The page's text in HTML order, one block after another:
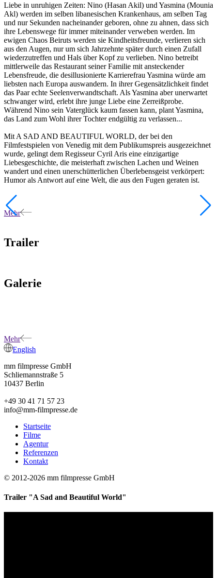
Liebe in unruhigen Zeiten: Nino (Hasan Akil) und Yasmina (Mounia
Akl) werden im selben libanesischen Krankenhaus, am selben Tag
und nur Sekunden nacheinander geboren, ohne zu ahnen, dass sich
ihre Lebenswege für immer miteinander verweben werden. Im
ewigen Chaos Beiruts werden sie Kindheitsfreunde, verlieren sich
aus den Augen, nur um sich Jahrzehnte später durch einen Zufall
wiederzutreffen und Hals über Kopf zu verlieben. Nino betreibt
mittlerweile das Restaurant seiner Familie mit ansteckender
Lebensfreude, die desillusionierte Karrierefrau Yasmina würde am
liebsten nach Europa auswandern. In ihrer Gegensätzlichkeit findet
das Paar echte Seelenverwandtschaft. Als Yasmina aber unerwartet
schwanger wird, erlebt ihre junge Liebe eine Zerreißprobe.
Während Nino sein Vaterglück kaum fassen kann, plant Yasmina,
das Land zum Wohl ihrer Tochter endgültig zu verlassen...
Mit A SAD AND BEAUTIFUL WORLD, der bei den
Filmfestspielen von Venedig mit dem Publikumspreis ausgezeichnet
wurde, gelingt dem Regisseur Cyril Aris eine einzigartige
Liebesgeschichte, die meisterhaft zwischen Lachen und Weinen
wandert und einen unerschütterlichen Überlebensgeist verkörpert:
Humor als Antwort auf eine Welt, die aus den Fugen geraten ist.
Mehr
Trailer
Galerie
Mehr
English
mm filmpresse GmbH
Schliemannstraße 5
10437 Berlin
+49 30 41 71 57 23
info@mm-filmpresse.de
Startseite
Filme
Agentur
Referenzen
Kontakt
© 2012-2026 mm filmpresse GmbH
Trailer "A Sad and Beautiful World"